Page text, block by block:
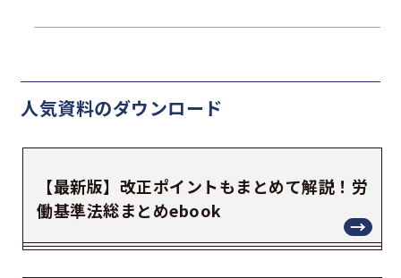
人気資料のダウンロード
【最新版】改正ポイントもまとめて解説！労
働基準法総まとめebook